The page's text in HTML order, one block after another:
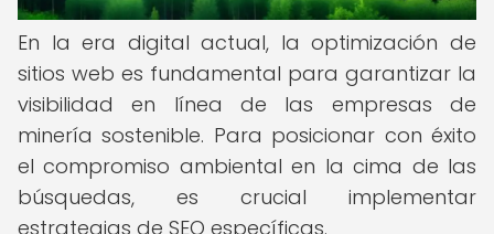
En la era digital actual, la optimización de
sitios web es fundamental para garantizar la
visibilidad en línea de las empresas de
minería sostenible. Para posicionar con éxito
el compromiso ambiental en la cima de las
búsquedas, es crucial implementar
estrategias de SEO específicas.